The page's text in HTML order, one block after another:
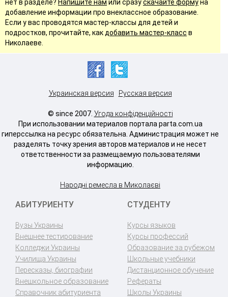
нет в разделе? Напишите нам или сразускачайте формуна
добавление информации про внеклассное образование.
Если у вас проводятся мастер-классы для детей и
подростков, прочитайте, как добавить мастер-класс в
Николаеве.
Украинская версия Русская версия
© since 2007. Угода конфіденційності
При использовании материалов портала parta.com.ua
гиперссылка на ресурс обязательна. Администрация может не
разделять точку зрения авторов материалов и не несет
ответственности за размещаемую пользователями
информацию.
Народні ремесла в Миколаєві
АБИТУРИЕНТУ
Вузы Украины
Внешнее тестирование
Колледжи Украины
Училища Украины
Пересказы, биографии
Внешкольное образование
Справочник абитуриента
СТУДЕНТУ
Курсы языков
Курсы профессий
Образование за рубежом
Школьные учебники
Дистанционное обучение
Рефераты
Школы Украины